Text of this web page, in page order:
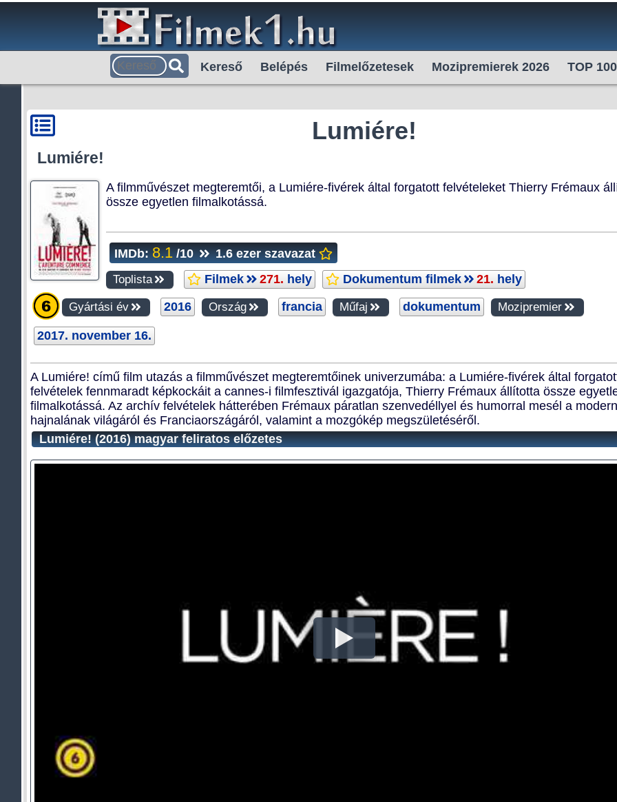
Kereső Belépés Filmelőzetesek Mozipremierek 2026 TOP
Lumiére!
Lumiére!
A filmművészet megteremtői, a Lumiére-fivérek által forgatott felvételeket Thierry Frémaux
össze egyetlen filmalkotássá.
IMDb: 8.1 /10 1.6 ezer szavazat
Toplista Filmek 271. hely Dokumentum filmek 21. hely
Gyártási év 2016 Ország francia Műfaj dokumentum Mozipremier
2017. november 16.
A Lumiére! című film utazás a filmművészet megteremtőinek univerzumába: a Lumiére-fivérek által
felvételek fennmaradt képkockáit a cannes-i filmfesztivál igazgatója, Thierry Frémaux állította össze
filmalkotássá. Az archív felvételek hátterében Frémaux páratlan szenvedéllyel és humorral mesél a
hajnalának világáról és Franciaországáról, valamint a mozgókép megszületéséről.
Lumiére! (2016) magyar feliratos előzetes